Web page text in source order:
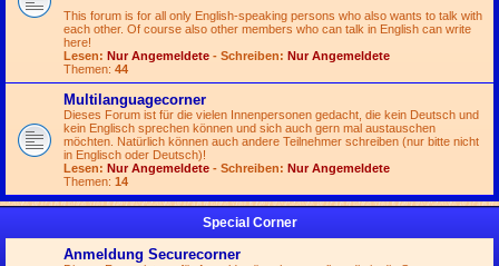
This forum is for all only English-speaking persons who also wants to talk with
each other. Of course also other members who can talk in English can write
here!
Lesen: Nur Angemeldete - Schreiben: Nur Angemeldete
Themen: 44
Multilanguagecorner
Dieses Forum ist für die vielen Innenpersonen gedacht, die kein Deutsch und
kein Englisch sprechen können und sich auch gern mal austauschen
möchten. Natürlich können auch andere Teilnehmer schreiben (nur bitte nicht
in Englisch oder Deutsch)!
Lesen: Nur Angemeldete - Schreiben: Nur Angemeldete
Themen: 14
Special Corner
Anmeldung Securecorner